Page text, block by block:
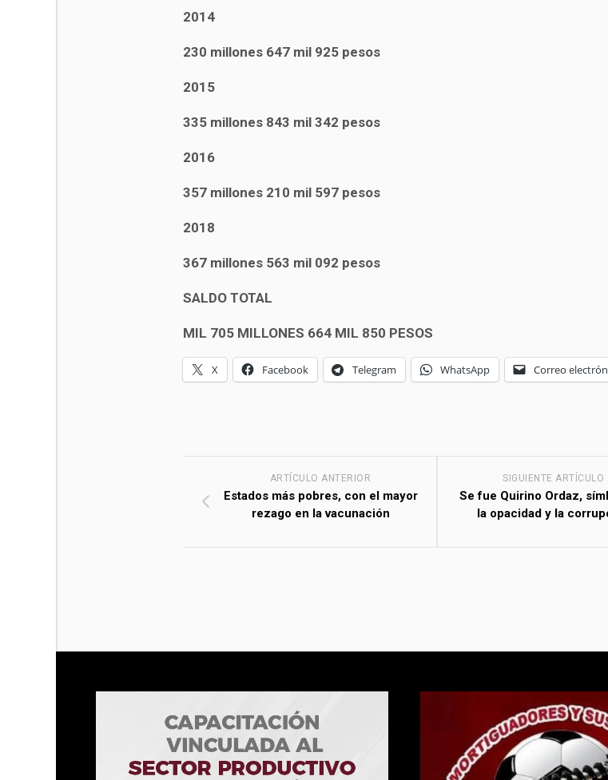
2014
230 millones 647 mil 925 pesos
2015
335 millones 843 mil 342 pesos
2016
357 millones 210 mil 597 pesos
2018
367 millones 563 mil 092 pesos
SALDO TOTAL
MIL 705 MILLONES 664 MIL 850 PESOS
X Facebook Telegram WhatsApp Correo
SIGUIENTE ARTÍCULO
Se fue Quirino Ordaz,
la opacidad y la
ARTÍCULO ANTERIOR
Estados más pobres, con el mayor
rezago en la vacunación